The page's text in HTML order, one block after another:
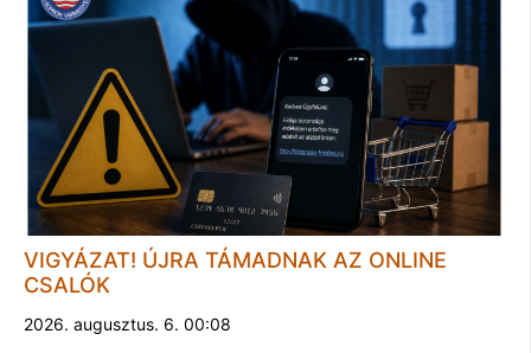
VIGYÁZAT! ÚJRA TÁMADNAK AZ ONLINE
CSALÓK
2026. augusztus. 6. 00:08